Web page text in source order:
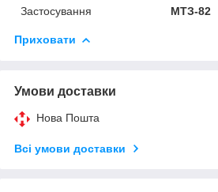
Застосування
МТЗ-82
Приховати
Умови доставки
Нова Пошта
Всі умови доставки